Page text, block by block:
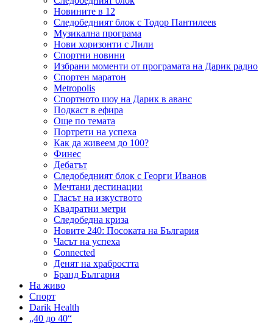
Новините в 12
Следобедният блок с Тодор Пантилеев
Музикална програма
Нови хоризонти с Лили
Спортни новини
Избрани моменти от програмата на Дарик радио
Спортен маратон
Metropolis
Спортното шоу на Дарик в аванс
Подкаст в ефира
Още по темата
Портрети на успеха
Как да живеем до 100?
Финес
Дебатът
Следобедният блок с Георги Иванов
Мечтани дестинации
Гласът на изкуството
Квадратни метри
Следобедна криза
Новите 240: Посоката на България
Часът на успеха
Connected
Денят на храбростта
Бранд България
На живо
Спорт
Darik Health
„40 до 40“